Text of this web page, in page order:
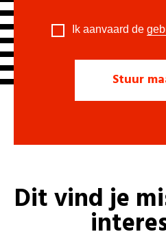
Ik aanvaard de
Dit vind je